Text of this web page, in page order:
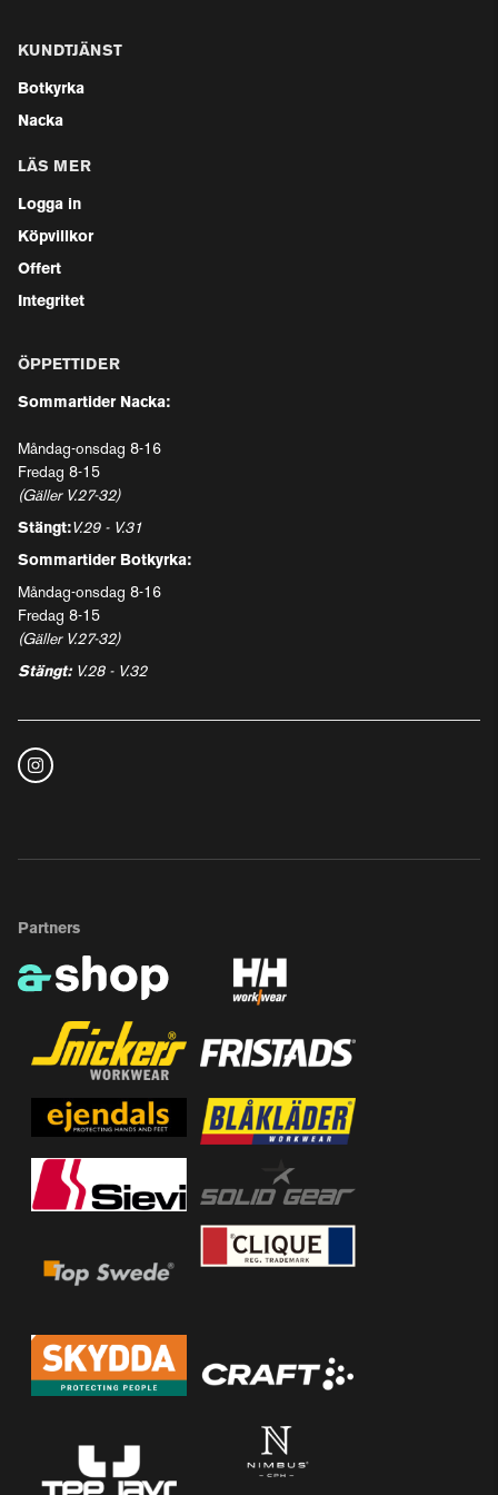
KUNDTJÄNST
Botkyrka
Nacka
LÄS MER
Logga in
Köpvillkor
Offert
Integritet
ÖPPETTIDER
Sommartider Nacka:
Måndag-onsdag 8-16
Fredag 8-15
(Gäller V.27-32)
Stängt:V.29 - V.31
Sommartider Botkyrka:
Måndag-onsdag 8-16
Fredag 8-15
(Gäller V.27-32)
Stängt: V.28 - V.32
Partners